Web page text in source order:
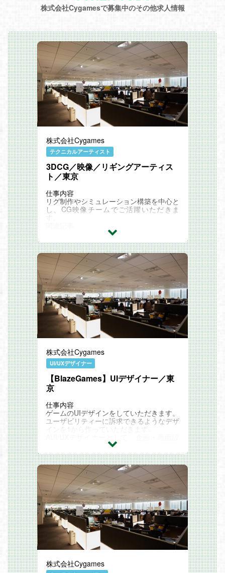
株式会社Cygamesで募集中のその他求人情報
株式会社Cygames
テクニカルアーティスト
3DCG／映像／リギングアーティス
ト／東京
仕事内容
リグ制作やシミュレーション構築を中心と
し、CG映像チームでご活躍いただきま
す。
Cygames Magazine ：シネマティクス室
の仕事とは？ ハイエンドCG映像を制作し
世界を目指す新組織【サイゲームス仕事百
科】
株式会社Cygames
UI/UXデザイナー
【BlazeGames】UIデザイナー／東
京
仕事内容
ゲームのUIデザインをしていただきます。
ユーザビリティーに訴求できるようなデザ
インを1から作っていただきます。
計・UIデザインだけでなく
UIアニメーションやモックアップを用いた
UXの提案まで、幅広くアウトプットして
いただきます。
※Cygames子会社「BlazeGames」との直
契約となります。（出向ではありません）
リモート勤務可能!
コロナ収束後もリモート勤務か?可能な
ホ?シ?ションて?す。
株式会社Cygames